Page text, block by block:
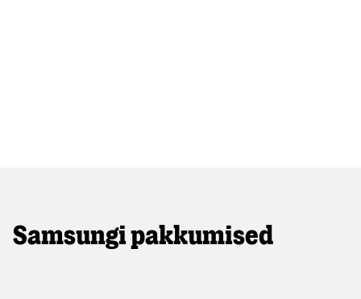
Samsungi pakkumised